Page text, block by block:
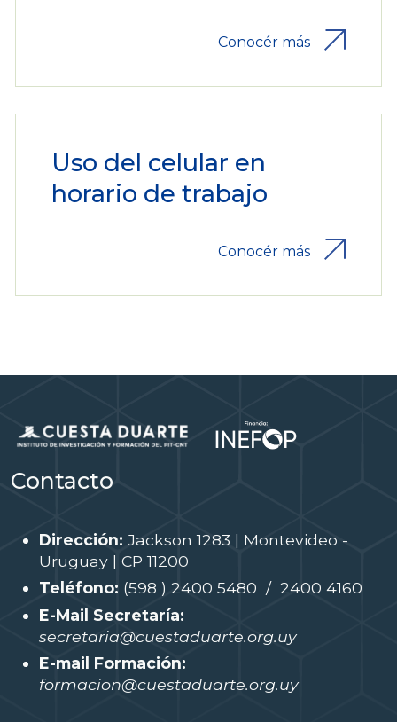
Conocér más
Uso del celular en
horario de trabajo
Conocér más
Contacto
Dirección: Jackson 1283 | Montevideo -
Uruguay | CP 11200
Teléfono: (598 ) 2400 5480 / 2400 4160
E-Mail Secretaría:
secretaria@cuestaduarte.org.uy
E-mail Formación:
formacion@cuestaduarte.org.uy